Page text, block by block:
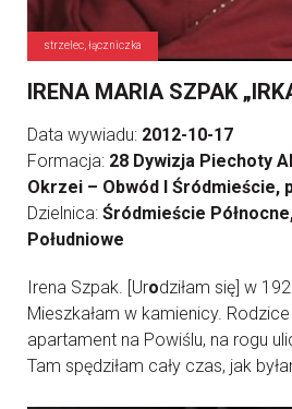
strzelec, łączniczka
IRENA MARIA SZPAK
Data wywiadu: 2012-10-17
Formacja: 28 Dywizja Piechoty
Okrzei – Obwód I Śródmieście,
Dzielnica: Śródmieście
Południowe
Irena Szpak. [Urodziłam się] w
Mieszkałam w kamienicy.
apartament na Powiślu, na rogu
Tam spędziłam cały czas, jak